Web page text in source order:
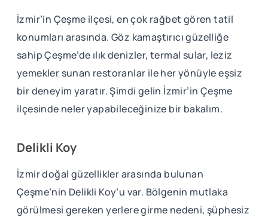
İzmir’in Çeşme ilçesi, en çok rağbet gören tatil
konumları arasında. Göz kamaştırıcı güzelliğe
sahip Çeşme’de ılık denizler, termal sular, leziz
yemekler sunan restoranlar ile her yönüyle eşsiz
bir deneyim yaratır. Şimdi gelin İzmir’in Çeşme
ilçesinde neler yapabileceğinize bir bakalım.
Delikli Koy
İzmir doğal güzellikler arasında bulunan
Çeşme’nin Delikli Koy’u var. Bölgenin mutlaka
görülmesi gereken yerlere girme nedeni, şüphesiz